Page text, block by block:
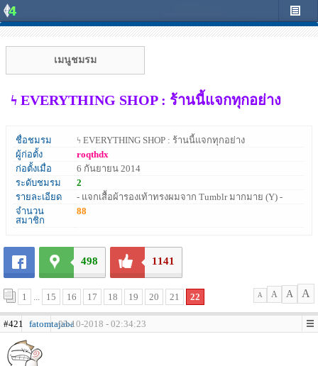
เมนูชมรม
ϟ EVERYTHING SHOP : ร้านนี้แจกทุกอย่าง
ชื่อชมรม
ϟ EVERYTHING SHOP : ร้านนี้แจกทุกอย่าง
ผู้ก่อตั้ง
roqthdx
ก่อตั้งเมื่อ
6 กันยายน 2014
ระดับชมรม
2
รายละเอียด
- แจกเสื้อผ้ารองเท้าทรงผมจาก Tumblr มากมาย (Y) -
จำนวน
สมาชิก
88
498 1141
1 ... 15 16 17 18 19 20 21 22 A A A A
#421 fatomtajaba03-10-2018 - 02:34:23